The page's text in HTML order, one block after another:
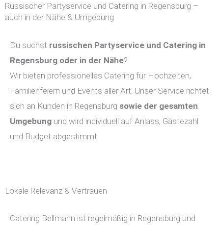
Russischer Partyservice und Catering in Regensburg –
auch in der Nähe & Umgebung
Du suchst russischen Partyservice und Catering in
Regensburg oder in der Nähe?
Wir bieten professionelles Catering für Hochzeiten,
Familienfeiern und Events aller Art. Unser Service richtet
sich an Kunden in Regensburg sowie der gesamten
Umgebung und wird individuell auf Anlass, Gästezahl
und Budget abgestimmt.
Lokale Relevanz & Vertrauen
Catering Bellmann ist regelmäßig in Regensburg und